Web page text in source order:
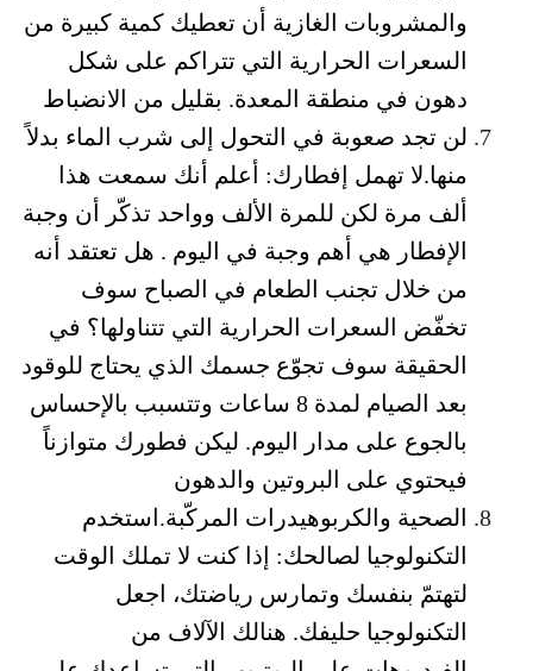
والمشروبات الغازية أن تعطيك كمية كبيرة من
السعرات الحرارية التي تتراكم على شكل
دهون في منطقة المعدة. بقليل من الانضباط
لن تجد صعوبة في التحول إلى شرب الماء بدلاً
منها.لا تهمل إفطارك: أعلم أنك سمعت هذا
ألف مرة لكن للمرة الألف وواحد تذكّر أن وجبة
الإفطار هي أهم وجبة في اليوم . هل تعتقد أنه
من خلال تجنب الطعام في الصباح سوف
تخفّض السعرات الحرارية التي تتناولها؟ في
الحقيقة سوف تجوّع جسمك الذي يحتاج للوقود
بعد الصيام لمدة 8 ساعات وتتسبب بالإحساس
بالجوع على مدار اليوم. ليكن فطورك متوازناً
فيحتوي على البروتين والدهون
الصحية والكربوهيدرات المركّبة.استخدم
التكنولوجيا لصالحك: إذا كنت لا تملك الوقت
لتهتمّ بنفسك وتمارس رياضتك، اجعل
التكنولوجيا حليفك. هنالك الآلاف من